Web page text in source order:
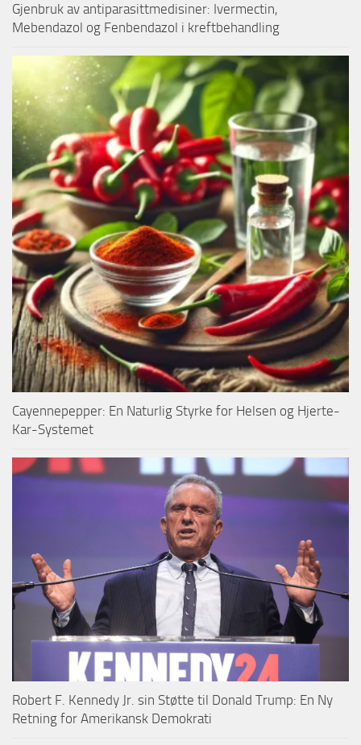
Gjenbruk av antiparasittmedisiner: Ivermectin,
Mebendazol og Fenbendazol i kreftbehandling
Cayennepepper: En Naturlig Styrke for Helsen og Hjerte-
Kar-Systemet
Robert F. Kennedy Jr. sin Støtte til Donald Trump: En Ny
Retning for Amerikansk Demokrati